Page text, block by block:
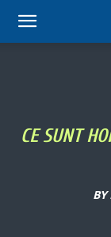
Divers
CE SUNT
BY